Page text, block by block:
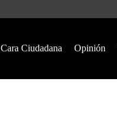
Cara Ciudadana Opinión